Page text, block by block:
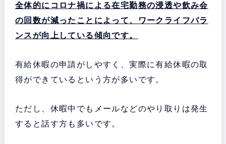
全体的にコロナ禍による在宅勤務の浸透や飲み会
の回数が減ったことによって、ワークライフバラ
ンスが向上している傾向です。
有給休暇の申請がしやすく、実際に有給休暇の取
得ができているという方が多いです。
ただし、休暇中でもメールなどのやり取りは発生
すると話す方も多いです。